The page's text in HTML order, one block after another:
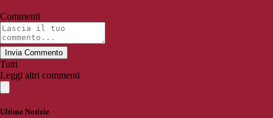
Commenti
Invia Commento
Tutti
Leggi altri commenti
Ultime Notizie